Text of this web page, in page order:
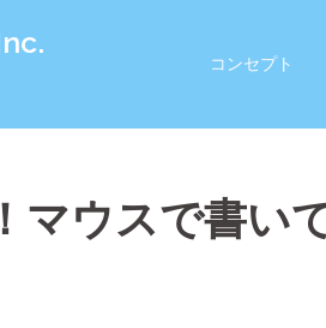
コンセプト
マウスで書い